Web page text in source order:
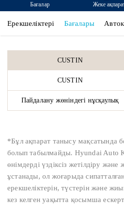
CUSTIN
Бағалар Жеке
Ерекшеліктері Бағалары
CUSTIN
CUSTIN
Пайдалану жөніндегі нұсқаулық
*Бұл ақпарат танысу мақсатында
болып табылмайды. Hyundai Auto
өнімдерді үздіксіз жетілдіру және
ұстанады, ол жоғарыда
ерекшеліктерін, түстерін және
кез келген уақытта қосымша